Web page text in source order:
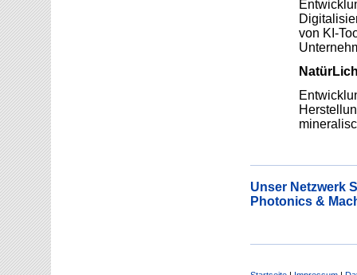
von KI-
Unser Netzwerk
Photonics &